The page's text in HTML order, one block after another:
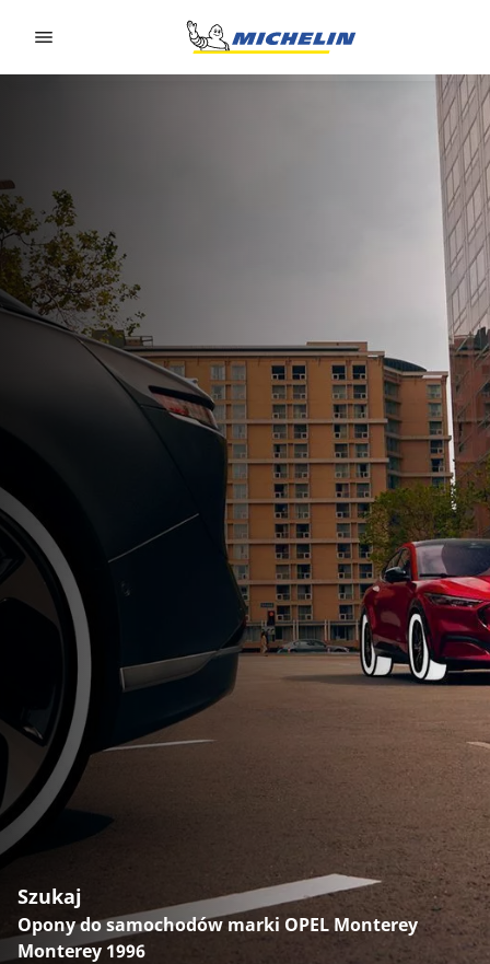
Szukaj
Opony do samochodów marki OPEL Monterey
Monterey 1996